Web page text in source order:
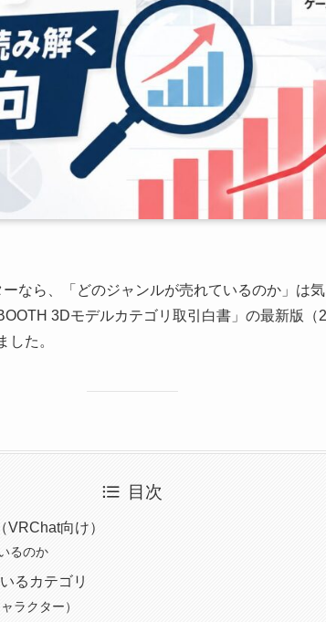
なら、「どのジャンルが売れているのか」は
3Dモデルカテゴリ取引白書」の最新版（
した。
目次
VRChat向け）
るのか
るカテゴリ
ラクター）